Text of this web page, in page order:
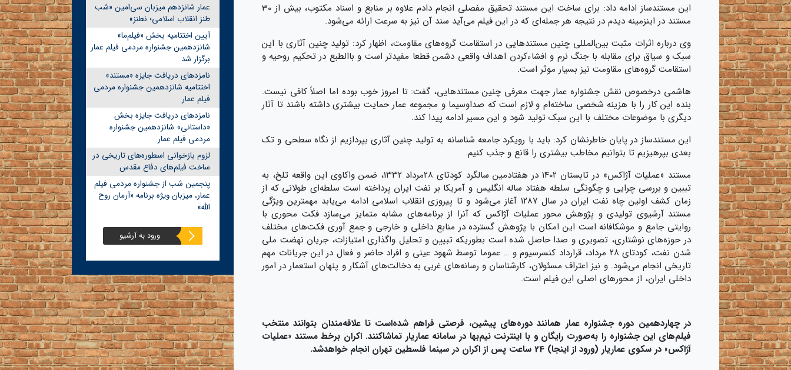
این مستندساز ادامه داد: برای ساخت این مستند تحقیق مفصلی انجام دادم علاوه بر منابع و اسناد مکتوب، بیش از 30
مستند در اینزمینه دیدم در نتیجه هر جمله‌ای که در این فیلم می‌آید سند آن نیز به سرعت ارائه می‌شود.
وی درباره اثرات مثبت بین‌المللی چنین مستندهایی در استقامت گروه‌های مقاومت، اظهار کرد:‌ تولید چنین آثاری با این
سبک و سیاق برای مقابله با جنگ نرم و افشاءکردن اهداف واقعی دشمن قطعا مفیدتر است و باالطبع در تحکیم روحیه و
استقامت گروه‌های مقاومت نیز بسیار موثر است.
هاشمی درخصوص نقش جشنواره عمار جهت معرفی چنین مستندهایی، گفت: تا امروز خوب بوده اما اصلاً کافی نیست.
بنده این کار را با هزینه شخصی ساخته‌ام و لازم است که صداوسیما و مجموعه عمار حمایت بیشتری داشته باشند تا آثار
دیگری با موضوعات مختلف با این سبک تولید شود و این مسیر ادامه پیدا کند.
این مستندساز در پایان خاطرنشان کرد: باید با رویکرد جامعه شناسانه به تولید چنین آثاری بپردازیم از نگاه سطحی و تک
بعدی بپرهیزیم تا بتوانیم مخاطب بیشتری را قانع و جذب کنیم.
مستند «عملیات آژاکس» در تابستان ۱۴۰۲ در هفتادمین سالگرد کودتای ۲۸مرداد ۱۳۳۲، ضمن واکاوی این واقعه تلخ، به
تببین و بررسی چرایی و چگونگی سلطه هفتاد ساله انگلیس و آمریکا بر نفت ایران پرداخته است سلطه‌ای طولانی که از
زمان کشف اولین چاه نفت ایران در سال ۱۲۸۷ آغاز می‌شود و تا پیروزی انقلاب اسلامی ادامه می‌یابد مهمترین ویژگی
مستند آرشیوی تولیدی و پژوهش محور عملیات آژاکس که آنرا از برنامه‌های مشابه متمایز می‌سازد فکت محوری با
روایتی جامع و موشکافانه است این امکان با پژوهش گسترده در منابع داخلی و خارجی و جمع آوری فکت‌های مختلف
در حوزه‌های نوشتاری، تصویری و صدا حاصل شده است بطوریکه تبیین و تحلیل واگذاری امتیازات، جریان نهضت ملی
شدن نفت، کودتای ۲۸ مرداد، قرارداد کنسرسیوم و … عموما توسط شهود عینی و افراد حاضر و فعال در این جریانات مهم
تاریخی انجام می‌شود. و نیز اعتراف مسئولان، کارشناسان و رسانه‌های غربی به دخالت‌های آشکار و پنهان استعمار در امور
داخلی ایران، از محورهای اصلی این فیلم است.
در چهاردهمین دوره جشنواره عمار همانند دوره‌های پیشین، فرصتی فراهم شده‌است تا علاقه‌مندان بتوانند منتخب
فیلم‌های این جشنواره را به‌صورت رایگان و با اینترنت نیم‌بها در سامانه عماریار تماشاکنند. اکران برخط مستند «عملیات
آژاکس» در سکوی عماریار (ورود از اینجا) 24 ساعت پس از اکران در سینما فلسطین تهران انجام خواهدشد.
عمار شانزدهم میزبان سی‌امین «شب
طنز انقلاب اسلامی؛ نطنز»
آیین اختتامیه بخش «فیلم‌ما»
شانزدهمین جشنواره مردمی فیلم عمار
برگزار شد
نامزدهای دریافت جایزه «مستند»
اختتامیه شانزدهمین جشنواره مردمی
فیلم عمار
نامزدهای دریافت جایزه بخش
«داستانی» شانزدهمین جشنواره
مردمی فیلم عمار
لزوم بازخوانی اسطوره‌های تاریخی در
ساخت فیلم‌های دفاع مقدس
پنجمین شب از جشنواره مردمی فیلم
عمار، میزبان ویژه برنامه «آرمان روح
الله»
ورود به آرشیو